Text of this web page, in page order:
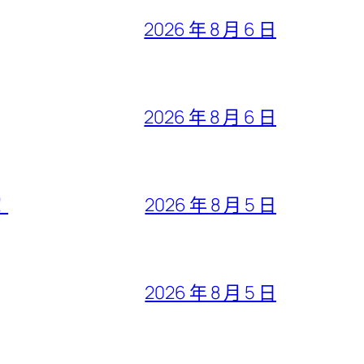
2026 年 8 月 6 日
2026 年 8 月 6 日
2026 年 8 月 5 日
2026 年 8 月 5 日